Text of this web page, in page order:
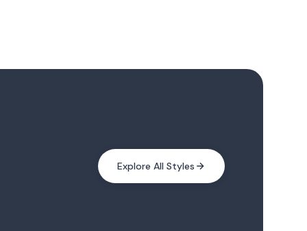
Explore All Styles